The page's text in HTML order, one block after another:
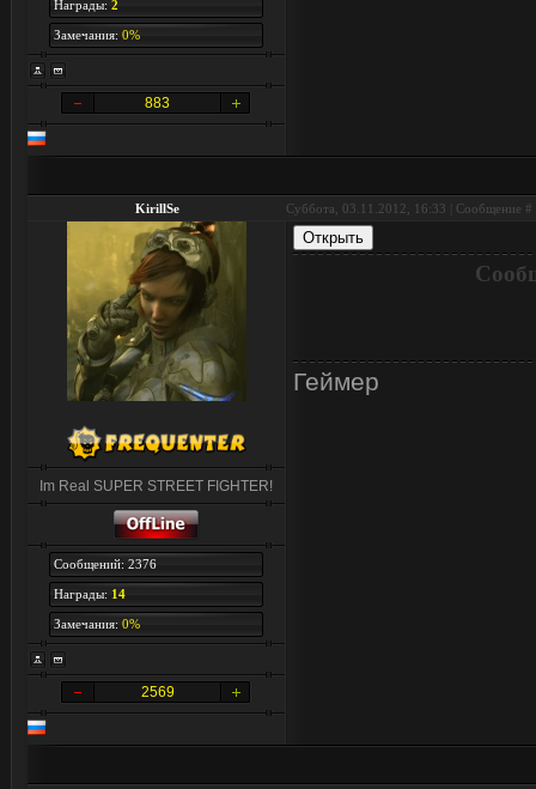
Награды: 2
Замечания: 0%
883
KirillSe Суббота, 03.11.2012, 16:33 | Сообщение #
Im Real SUPER STREET FIGHTER!
Сообщений: 2376
Награды: 14
Замечания: 0%
2569
Геймер